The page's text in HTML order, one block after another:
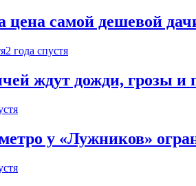
цена самой дешевой
2 года спустя
ждут дожди, грозы и
у «Лужников»